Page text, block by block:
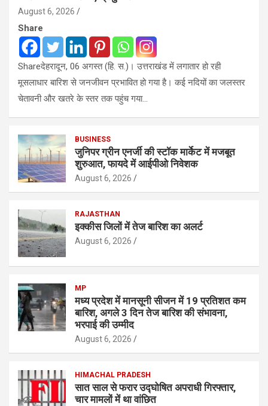
August 6, 2026
Share
Shareदेहरादून, 06 अगस्त (हि. स.)। उत्तराखंड में लगातार हो रही
मूसलाधार बारिश से जनजीवन प्रभावित हो गया है। कई नदियों का जलस्तर
चेतावनी और खतरे के स्तर तक पहुंच गया…
BUSINESS
जुनिपर ग्रीन एनर्जी की स्टॉक मार्केट में मजबूत
शुरुआत, फायदे में आईपीओ निवेशक
August 6, 2026
RAJASTHAN
इक्कीस जिलों में तेज बारिश का अलर्ट
August 6, 2026
MP
मध्य प्रदेश में मानसूनी सीजन में 19 प्रतिशत कम
बारिश, अगले 3 दिन तेज बारिश की संभावना,
भरपाई की उम्मीद
August 6, 2026
HIMACHAL PRADESH
सात साल से फरार उद्घोषित अपराधी गिरफ्तार,
चार मामलों में था वांछित